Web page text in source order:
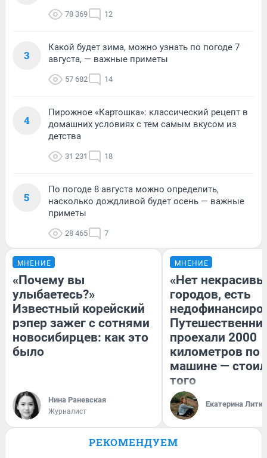
78 369 12
3
Какой будет зима, можно узнать по погоде 7
августа, — важные приметы
57 682 14
4
Пирожное «Картошка»: классический рецепт в
домашних условиях с тем самым вкусом из
детства
31 231 18
5
По погоде 8 августа можно определить,
насколько дождливой будет осень — важные
приметы
28 465 7
МНЕНИЕ
«Почему вы
улыбаетесь?»
Известный корейский
рэпер зажег с сотнями
новосибирцев: как это
было
Нина Раневская
Журналист
МНЕНИЕ
«Нет
городов, есть
проехали 2000
километров по
машине —
того
Екатерина
РЕКОМЕНДУЕМ